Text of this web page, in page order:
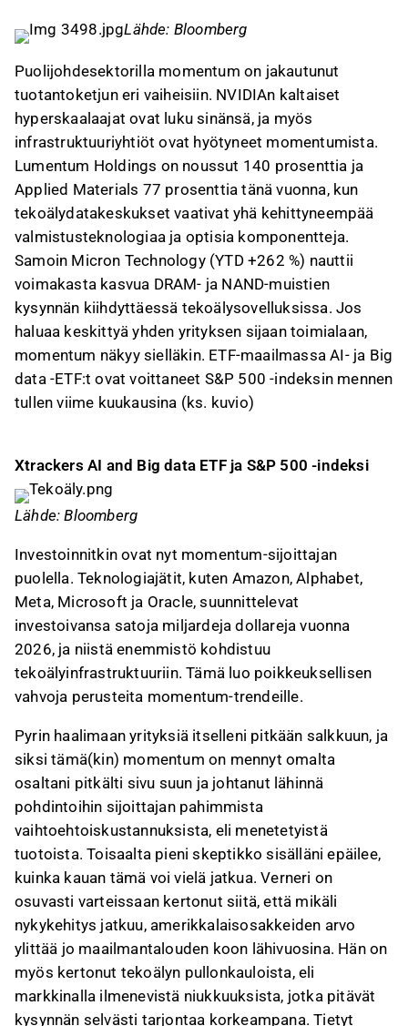
Lähde: Bloomberg
Puolijohdesektorilla momentum on jakautunut
tuotantoketjun eri vaiheisiin. NVIDIAn kaltaiset
hyperskaalaajat ovat luku sinänsä, ja myös
infrastruktuuriyhtiöt ovat hyötyneet momentumista.
Lumentum Holdings on noussut 140 prosenttia ja
Applied Materials 77 prosenttia tänä vuonna, kun
tekoälydatakeskukset vaativat yhä kehittyneempää
valmistusteknologiaa ja optisia komponentteja.
Samoin Micron Technology (YTD +262 %) nauttii
voimakasta kasvua DRAM- ja NAND-muistien
kysynnän kiihdyttäessä tekoälysovelluksissa. Jos
haluaa keskittyä yhden yrityksen sijaan toimialaan,
momentum näkyy sielläkin. ETF-maailmassa AI- ja Big
data -ETF:t ovat voittaneet S&P 500 -indeksin mennen
tullen viime kuukausina (ks. kuvio)
Xtrackers AI and Big data ETF ja S&P 500 -indeksi
Lähde: Bloomberg
Investoinnitkin ovat nyt momentum-sijoittajan
puolella. Teknologiajätit, kuten Amazon, Alphabet,
Meta, Microsoft ja Oracle, suunnittelevat
investoivansa satoja miljardeja dollareja vuonna
2026, ja niistä enemmistö kohdistuu
tekoälyinfrastruktuuriin. Tämä luo poikkeuksellisen
vahvoja perusteita momentum-trendeille.
Pyrin haalimaan yrityksiä itselleni pitkään salkkuun, ja
siksi tämä(kin) momentum on mennyt omalta
osaltani pitkälti sivu suun ja johtanut lähinnä
pohdintoihin sijoittajan pahimmista
vaihtoehtoiskustannuksista, eli menetetyistä
tuotoista. Toisaalta pieni skeptikko sisälläni epäilee,
kuinka kauan tämä voi vielä jatkua. Verneri on
osuvasti varteissaan kertonut siitä, että mikäli
nykykehitys jatkuu, amerikkalaisosakkeiden arvo
ylittää jo maailmantalouden koon lähivuosina. Hän on
myös kertonut tekoälyn pullonkauloista, eli
markkinalla ilmenevistä niukkuuksista, jotka pitävät
kysynnän selvästi tarjontaa korkeampana. Tietyt